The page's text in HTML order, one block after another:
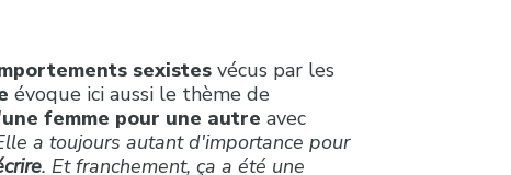
sexistes vécus par les
évoque ici aussi le thème de
femme pour une autre avec
a toujours autant d'importance pour
. Et franchement, ça a été une